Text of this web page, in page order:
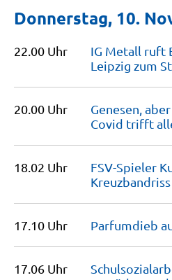
Donnerstag, 10.
22.00 Uhr
IG Metall ruft
Leipzig zum
20.00 Uhr
Genesen,
Covid trifft
18.02 Uhr
FSV-Spieler
Kreuzbandriss
17.10 Uhr Parfumdieb
17.06 Uhr